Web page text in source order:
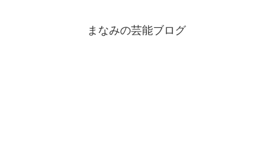
まなみの芸能ブログ